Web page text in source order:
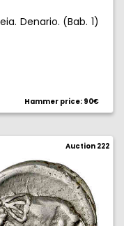
Denario. (Bab. 1)
Hammer price: 90€
Auction 222